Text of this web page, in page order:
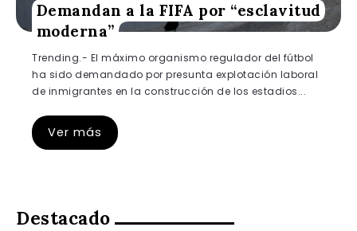
Demandan a la FIFA por “esclavitud
moderna”
Trending.- El máximo organismo regulador del fútbol
ha sido demandado por presunta explotación laboral
de inmigrantes en la construcción de los estadios...
Ver más
Destacado